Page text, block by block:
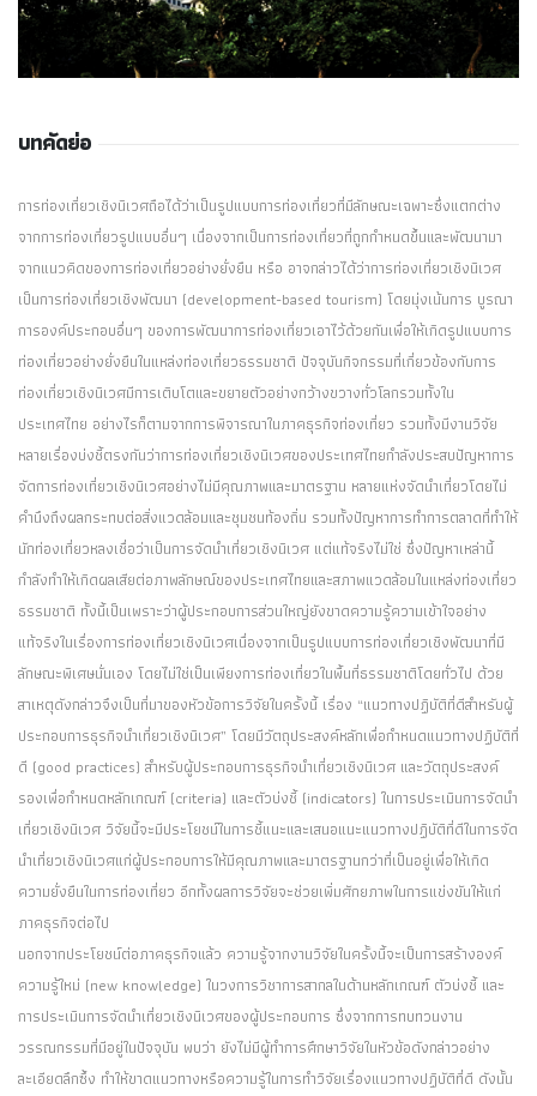
บทคัดย่อ
การท่องเที่ยวเชิงนิเวศถือได้ว่าเป็นรูปแบบการท่องเที่ยวที่มีลักษณะเฉพาะซึ่งแตกต่าง
จากการท่องเที่ยวรูปแบบอื่นๆ เนื่องจากเป็นการท่องเที่ยวที่ถูกกำหนดขึ้นและพัฒนามา
จากแนวคิดของการท่องเที่ยวอย่างยั่งยืน หรือ อาจกล่าวได้ว่าการท่องเที่ยวเชิงนิเวศ
เป็นการท่องเที่ยวเชิงพัฒนา (development-based tourism) โดยมุ่งเน้นการ บูรณา
การองค์ประกอบอื่นๆ ของการพัฒนาการท่องเที่ยวเอาไว้ด้วยกันเพื่อให้เกิดรูปแบบการ
ท่องเที่ยวอย่างยั่งยืนในแหล่งท่องเที่ยวธรรมชาติ ปัจจุบันกิจกรรมที่เกี่ยวข้องกับการ
ท่องเที่ยวเชิงนิเวศมีการเติบโตและขยายตัวอย่างกว้างขวางทั่วโลกรวมทั้งใน
ประเทศไทย อย่างไรก็ตามจากการพิจารณาในภาคธุรกิจท่องเที่ยว รวมทั้งมีงานวิจัย
หลายเรื่องบ่งชี้ตรงกันว่าการท่องเที่ยวเชิงนิเวศของประเทศไทยกำลังประสบปัญหาการ
จัดการท่องเที่ยวเชิงนิเวศอย่างไม่มีคุณภาพและมาตรฐาน หลายแห่งจัดนำเที่ยวโดยไม่
คำนึงถึงผลกระทบต่อสิ่งแวดล้อมและชุมชนท้องถิ่น รวมทั้งปัญหาการทำการตลาดที่ทำให้
นักท่องเที่ยวหลงเชื่อว่าเป็นการจัดนำเที่ยวเชิงนิเวศ แต่แท้จริงไม่ใช่ ซึ่งปัญหาเหล่านี้
กำลังทำให้เกิดผลเสียต่อภาพลักษณ์ของประเทศไทยและสภาพแวดล้อมในแหล่งท่องเที่ยว
ธรรมชาติ ทั้งนี้เป็นเพราะว่าผู้ประกอบการส่วนใหญ่ยังขาดความรู้ความเข้าใจอย่าง
แท้จริงในเรื่องการท่องเที่ยวเชิงนิเวศเนื่องจากเป็นรูปแบบการท่องเที่ยวเชิงพัฒนาที่มี
ลักษณะพิเศษนั่นเอง โดยไม่ใช่เป็นเพียงการท่องเที่ยวในพื้นที่ธรรมชาติโดยทั่วไป ด้วย
สาเหตุดังกล่าวจึงเป็นที่มาของหัวข้อการวิจัยในครั้งนี้ เรื่อง “แนวทางปฏิบัติที่ดีสำหรับผู้
ประกอบการธุรกิจนำเที่ยวเชิงนิเวศ” โดยมีวัตถุประสงค์หลักเพื่อกำหนดแนวทางปฏิบัติที่
ดี (good practices) สำหรับผู้ประกอบการธุรกิจนำเที่ยวเชิงนิเวศ และวัตถุประสงค์
รองเพื่อกำหนดหลักเกณฑ์ (criteria) และตัวบ่งชี้ (indicators) ในการประเมินการจัดนำ
เที่ยวเชิงนิเวศ วิจัยนี้จะมีประโยชน์ในการชี้แนะและเสนอแนะแนวทางปฏิบัติที่ดีในการจัด
นำเที่ยวเชิงนิเวศแก่ผู้ประกอบการให้มีคุณภาพและมาตรฐานกว่าที่เป็นอยู่เพื่อให้เกิด
ความยั่งยืนในการท่องเที่ยว อีกทั้งผลการวิจัยจะช่วยเพิ่มศักยภาพในการแข่งขันให้แก่
ภาคธุรกิจต่อไป
นอกจากประโยชน์ต่อภาคธุรกิจแล้ว ความรู้จากงานวิจัยในครั้งนี้จะเป็นการสร้างองค์
ความรู้ใหม่ (new knowledge) ในวงการวิชาการสากลในด้านหลักเกณฑ์ ตัวบ่งชี้ และ
การประเมินการจัดนำเที่ยวเชิงนิเวศของผู้ประกอบการ ซึ่งจากการทบทวนงาน
วรรณกรรมที่มีอยู่ในปัจจุบัน พบว่า ยังไม่มีผู้ทำการศึกษาวิจัยในหัวข้อดังกล่าวอย่าง
ละเอียดลึกซึ้ง ทำให้ขาดแนวทางหรือความรู้ในการทำวิจัยเรื่องแนวทางปฏิบัติที่ดี ดังนั้น